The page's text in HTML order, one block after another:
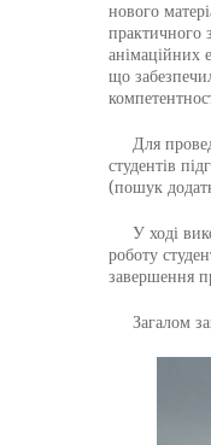
нового
практичного
анімаційних
що
Для
студентів
(пошук
У ході
роботу
завершення
Загалом